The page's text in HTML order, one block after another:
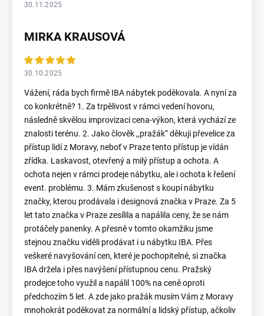
30.11.2025
MIRKA KRAUSOVÁ
30.10.2025
Vážení, ráda bych firmě IBA nábytek poděkovala. A nyní za
co konkrétně? 1. Za trpělivost v rámci vedení hovoru,
následně skvělou improvizaci cena-výkon, která vychází ze
znalosti terénu. 2. Jako člověk ,,pražák“ děkuji převelice za
přístup lidí z Moravy, neboť v Praze tento přístup je vídán
zřídka. Laskavost, otevřený a milý přístup a ochota. A
ochota nejen v rámci prodeje nábytku, ale i ochota k řešení
event. problému. 3. Mám zkušenost s koupí nábytku
značky, kterou prodávala i designová značka v Praze. Za 5
let tato značka v Praze zesílila a napálila ceny, že se nám
protáčely panenky. A přesně v tomto okamžiku jsme
stejnou značku viděli prodávat i u nábytku IBA. Přes
veškeré navyšování cen, které je pochopitelné, si značka
IBA držela i přes navýšení přístupnou cenu. Pražský
prodejce toho využil a napálil 100% na ceně oproti
předchozím 5 let. A zde jako pražák musím Vám z Moravy
mnohokrát poděkovat za normální a lidský přístup, ačkoliv